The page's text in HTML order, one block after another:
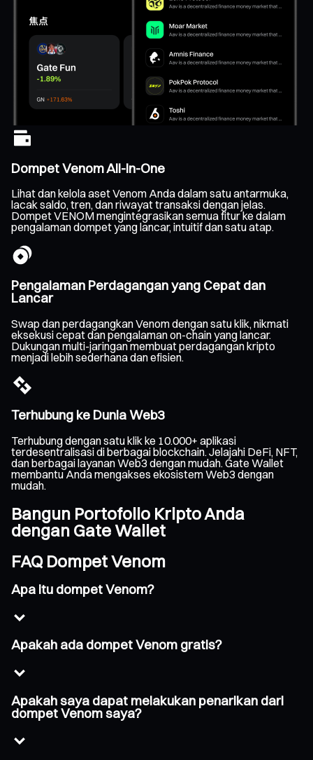
Dompet Venom All-In-One
Lihat dan kelola aset Venom Anda dalam satu antarmuka,
lacak saldo, tren, dan riwayat transaksi dengan jelas.
Dompet VENOM mengintegrasikan semua fitur ke dalam
pengalaman dompet yang lancar, intuitif dan satu atap.
Pengalaman Perdagangan yang Cepat dan
Lancar
Swap dan perdagangkan Venom dengan satu klik, nikmati
eksekusi cepat dan pengalaman on-chain yang lancar.
Dukungan multi-jaringan membuat perdagangan kripto
menjadi lebih sederhana dan efisien.
Terhubung ke Dunia Web3
Terhubung dengan satu klik ke 10.000+ aplikasi
terdesentralisasi di berbagai blockchain. Jelajahi DeFi, NFT,
dan berbagai layanan Web3 dengan mudah. Gate Wallet
membantu Anda mengakses ekosistem Web3 dengan
mudah.
Bangun Portofolio Kripto Anda
dengan Gate Wallet
FAQ Dompet Venom
Apa itu dompet Venom?
Apakah ada dompet Venom gratis?
Apakah saya dapat melakukan penarikan dari
dompet Venom saya?